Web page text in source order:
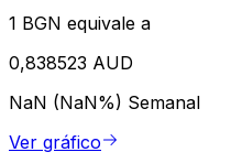
1 BGN equivale a
0,838523 AUD
NaN (NaN%) Semanal
Ver gráfico